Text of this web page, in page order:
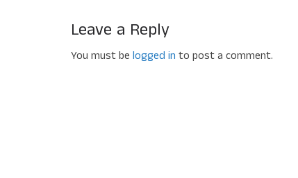
Leave a Reply
You must be logged in to post a comment.